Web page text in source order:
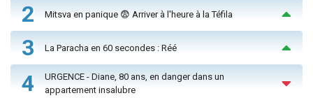
2 Mitsva en panique 😨 Arriver à l'heure à la Téfila
3 La Paracha en 60 secondes : Réé
4
URGENCE - Diane, 80 ans, en danger dans un
appartement insalubre